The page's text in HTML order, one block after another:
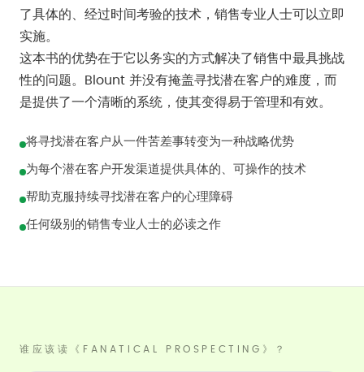
了具体的、经过时间考验的技术，销售专业人士可以立即
实施。
这本书的优势在于它以务实的方式解决了销售中最具挑战
性的问题。Blount 并没有掩盖寻找潜在客户的难度，而
是提供了一个清晰的系统，使其变得易于管理和有效。
将寻找潜在客户从一件苦差事转变为一种战略优势
为每个潜在客户开发渠道提供具体的、可操作的技术
帮助克服持续寻找潜在客户的心理障碍
任何级别的销售专业人士的必读之作
谁应该读《FANATICAL PROSPECTING》？